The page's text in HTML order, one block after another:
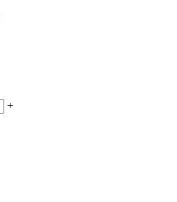
+